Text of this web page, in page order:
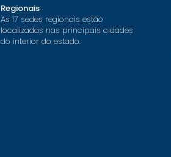
Regionais
As 17 sedes regionais estão
localizadas nas principais cidades
do interior do estado.